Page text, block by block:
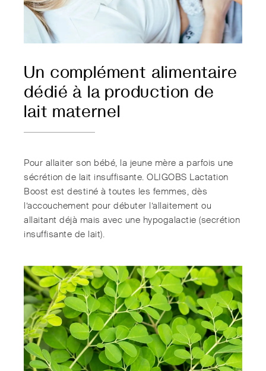
Un complément alimentaire
dédié à la production de
lait maternel
Pour allaiter son bébé, la jeune mère a parfois une
sécrétion de lait insuffisante. OLIGOBS Lactation
Boost est destiné à toutes les femmes, dès
l’accouchement pour débuter l’allaitement ou
allaitant déjà mais avec une hypogalactie (secrétion
insuffisante de lait).